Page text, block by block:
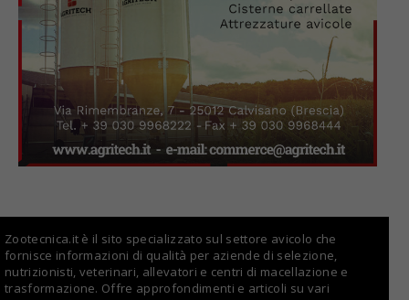
Zootecnica.it è il sito specializzato sul settore avicolo che
fornisce informazioni di qualità per aziende di selezione,
nutrizionisti, veterinari, allevatori e centri di macellazione e
trasformazione. Offre approfondimenti e articoli su vari